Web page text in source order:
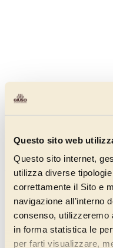
Questo sito web
Questo sito internet,
utilizza diverse
correttamente il Sito e
navigazione all’interno
consenso, utilizzeremo
in forma statistica le
per farti visualizzare,
Pasta Nocciola Doppia Italia
011AB130
La prima pasta nocciola
tostatura per una fragranza
Scopri di più